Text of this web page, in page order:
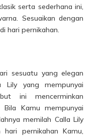
serta sederhana ini,
Sesuaikan dengan
hari pernikahan.
sesuatu yang elegan
Lily yang mempunyai
ini mencerminkan
Kamu mempunyai
memilah Calla Lily
pernikahan Kamu,